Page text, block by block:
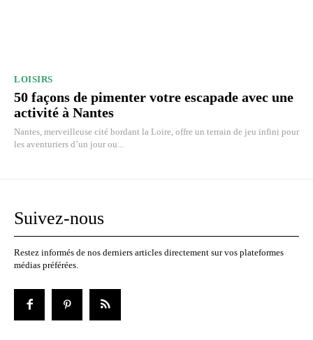
LOISIRS
50 façons de pimenter votre escapade avec une
activité à Nantes
Nantes, merveilleuse cité bordant la Loire, offre un terrain de jeu infini pour
les aventuriers d’un jour ou...
Suivez-nous
Restez informés de nos derniers articles directement sur vos plateformes
médias préférées.